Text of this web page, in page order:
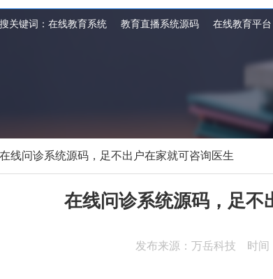
关键词： 在线教育系统 教育直播系统源码 在线教育平台
线问诊系统源码，足不出户在家就可咨询医生
在线问诊系统源码，足不
发布来源：万岳科技 时间